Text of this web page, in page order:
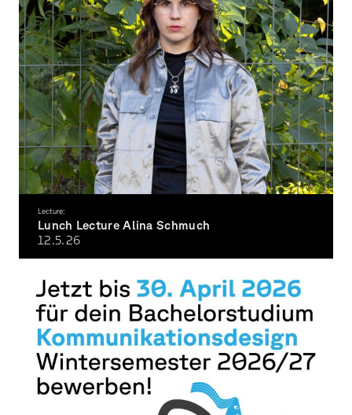
Lecture:
Lunch Lecture Alina Schmuch
12.5.26